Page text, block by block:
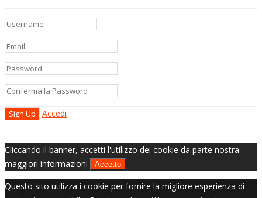
Accedi
Cliccando il banner, accetti l'utilizzo dei cookie da parte nostra.
maggiori informazioni
Accetto
Questo sito utilizza i cookie per fornire la migliore esperienza di